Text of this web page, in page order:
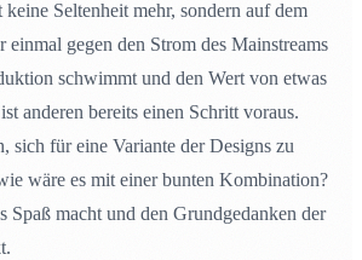
keine Seltenheit mehr, sondern auf dem
einmal gegen den Strom des Mainstreams
schwimmt und den Wert von etwas
anderen bereits einen Schritt voraus.
sich für eine Variante der Designs zu
wäre es mit einer bunten Kombination?
Spaß macht und den Grundgedanken der